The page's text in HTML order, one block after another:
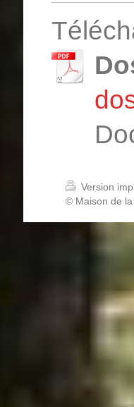
Version
© Maison de